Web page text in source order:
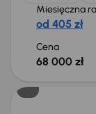
Miesięczna
od 405 zł
Cena
68 000 zł
Taniej o 2 000